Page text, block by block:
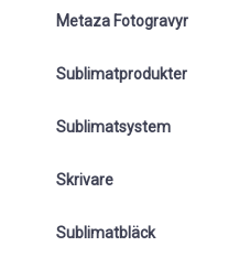
Metaza Fotogravyr
Sublimatprodukter
Sublimatsystem
Skrivare
Sublimatbläck